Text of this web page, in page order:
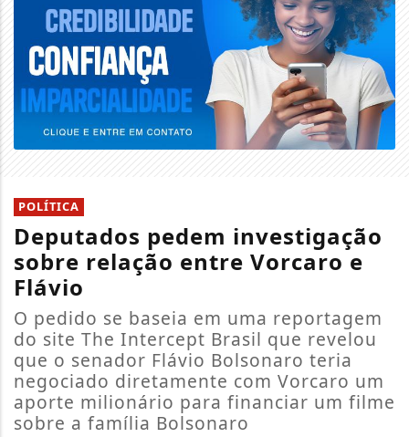
POLÍTICA
Deputados pedem investigação
sobre relação entre Vorcaro e
Flávio
O pedido se baseia em uma reportagem
do site The Intercept Brasil que revelou
que o senador Flávio Bolsonaro teria
negociado diretamente com Vorcaro um
aporte milionário para financiar um filme
sobre a família Bolsonaro